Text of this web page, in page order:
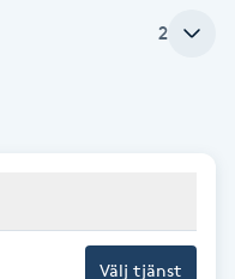
2
Välj tjänst